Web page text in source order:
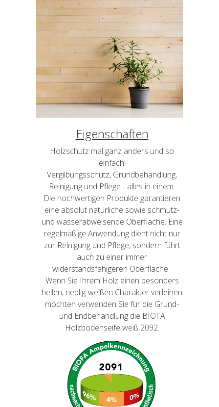
Eigenschaften
Holzschutz mal ganz anders und so
einfach!
Vergilbungsschutz, Grundbehandlung,
Reinigung und Pflege - alles in einem.
Die hochwertigen Produkte garantieren
eine absolut natürliche sowie schmutz-
und wasserabweisende Oberfläche. Eine
regelmäßige Anwendung dient nicht nur
zur Reinigung und Pflege, sondern führt
auch zu einer immer
widerstandsfähigeren Oberfläche.
Wenn Sie Ihrem Holz einen besonders
hellen, neblig-weißen Charakter verleihen
möchten verwenden Sie für die Grund-
und Endbehandlung die BIOFA
Holzbodenseife weiß 2092.